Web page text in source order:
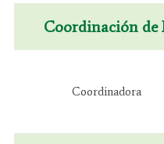
Coordinación
Coordinadora